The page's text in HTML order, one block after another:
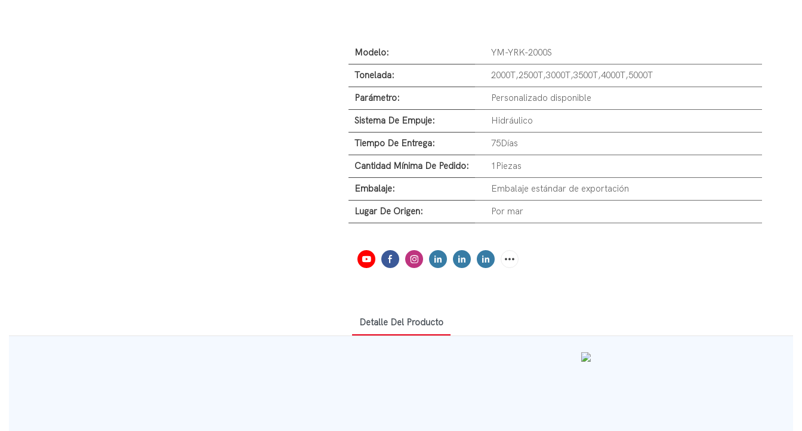
Modelo: YM-YRK-2000S
Tonelada: 2000T,2500T,3000T,3500T,4000T,5000T
Parámetro: Personalizado disponible
Sistema De Empuje: Hidráulico
Tiempo De Entrega: 75Días
Cantidad Mínima De Pedido: 1Piezas
Embalaje: Embalaje estándar de exportación
Lugar De Origen: Por mar
Detalle Del Producto